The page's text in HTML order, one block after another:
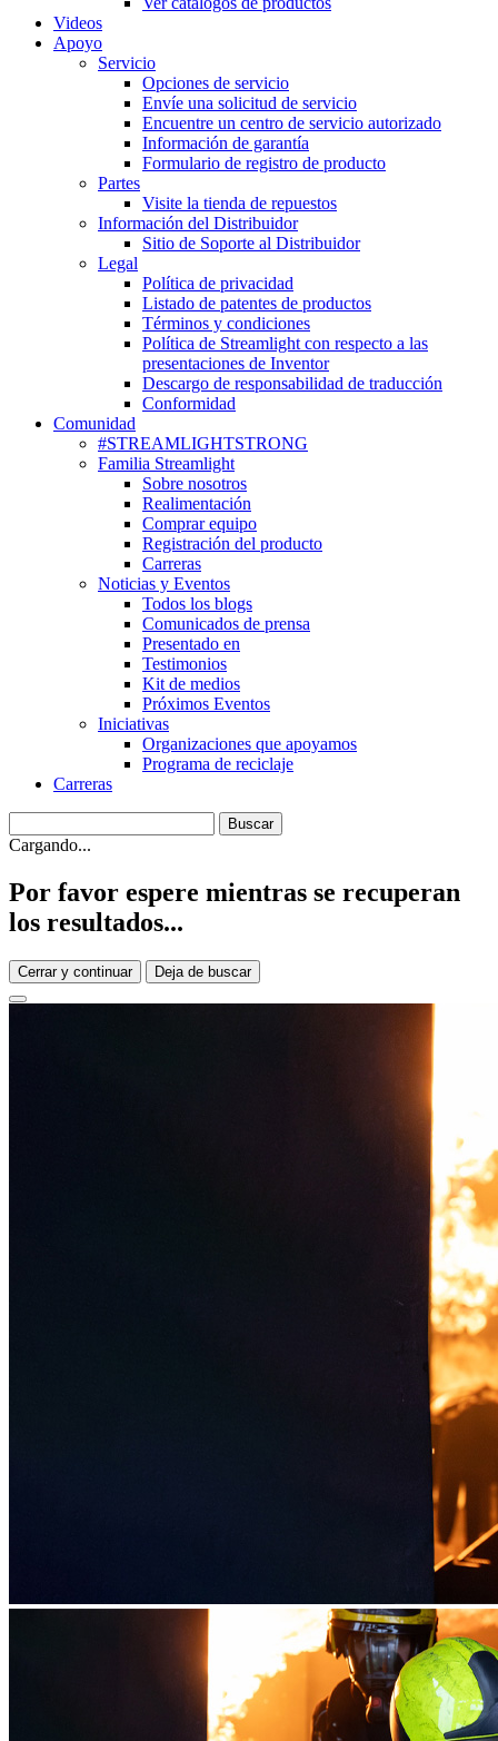
Videos
Apoyo
Servicio
Opciones de servicio
Envíe una solicitud de servicio
Encuentre un centro de servicio autorizado
Información de garantía
Formulario de registro de producto
Partes
Visite la tienda de repuestos
Información del Distribuidor
Sitio de Soporte al Distribuidor
Legal
Política de privacidad
Listado de patentes de productos
Términos y condiciones
Política de Streamlight con respecto a las
presentaciones de Inventor
Descargo de responsabilidad de traducción
Conformidad
Comunidad
#STREAMLIGHTSTRONG
Familia Streamlight
Sobre nosotros
Realimentación
Comprar equipo
Registración del producto
Carreras
Noticias y Eventos
Todos los blogs
Comunicados de prensa
Presentado en
Testimonios
Kit de medios
Próximos Eventos
Iniciativas
Organizaciones que apoyamos
Programa de reciclaje
Carreras
Cargando...
Por favor espere mientras se recuperan
los resultados...
Cerrar y continuar Deja de buscar